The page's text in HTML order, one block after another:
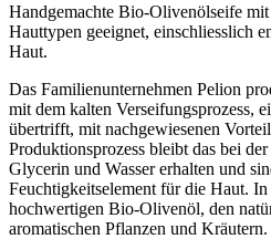
Handgemachte Bio-Olivenölseife
Hauttypen geeignet, einschliesslich
Haut.
Das Familienunternehmen Pelion
mit dem kalten Verseifungsprozess,
übertrifft, mit nachgewiesenen
Produktionsprozess bleibt das bei
Glycerin und Wasser erhalten und
Feuchtigkeitselement für die Haut.
hochwertigen Bio-Olivenöl, den
aromatischen Pflanzen und Kräutern.